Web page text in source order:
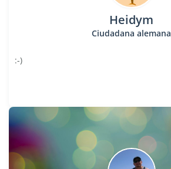
Heidym
Ciudadana alemana
:-)